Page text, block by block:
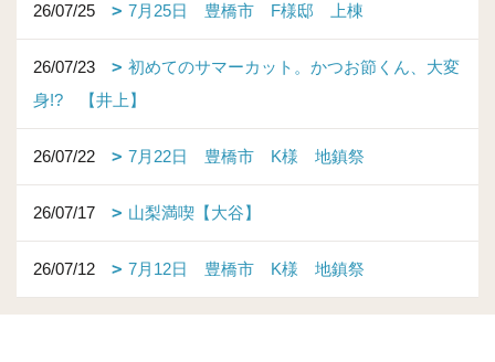
26/07/25 7月25日 豊橋市 F様邸 上棟
26/07/23
初めてのサマーカット。かつお節くん、大変
身!? 【井上】
26/07/22 7月22日 豊橋市 K様 地鎮祭
26/07/17 山梨満喫【大谷】
26/07/12 7月12日 豊橋市 K様 地鎮祭